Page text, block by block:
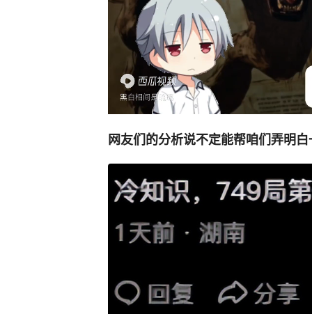
网友们的分析说不定能帮咱们弄明